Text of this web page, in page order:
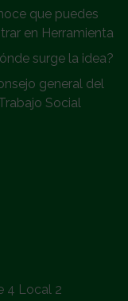
que puedes
en Herramienta
surge la idea?
general del
Social
4 Local 2